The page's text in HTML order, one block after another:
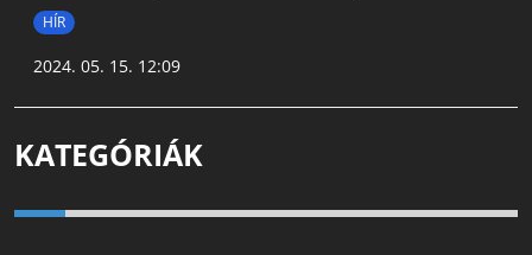
HÍR
2024. 05. 15. 12:09
KATEGÓRIÁK